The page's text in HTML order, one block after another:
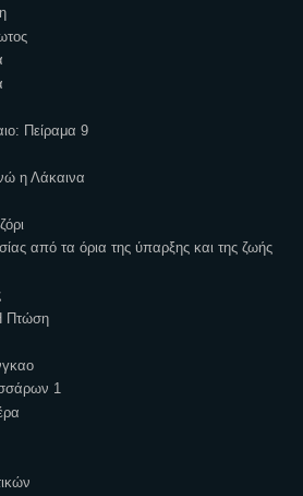
Πείραμα 9
η Λάκαινα
από τα όρια της ύπαρξης και της ζωής
Πτώση
1